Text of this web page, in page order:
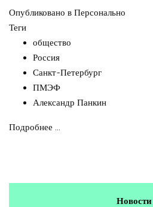
Опубликовано в Персонально
Теги
общество
Россия
Санкт-Петербург
ПМЭФ
Александр Панкин
Подробнее ...
Новости